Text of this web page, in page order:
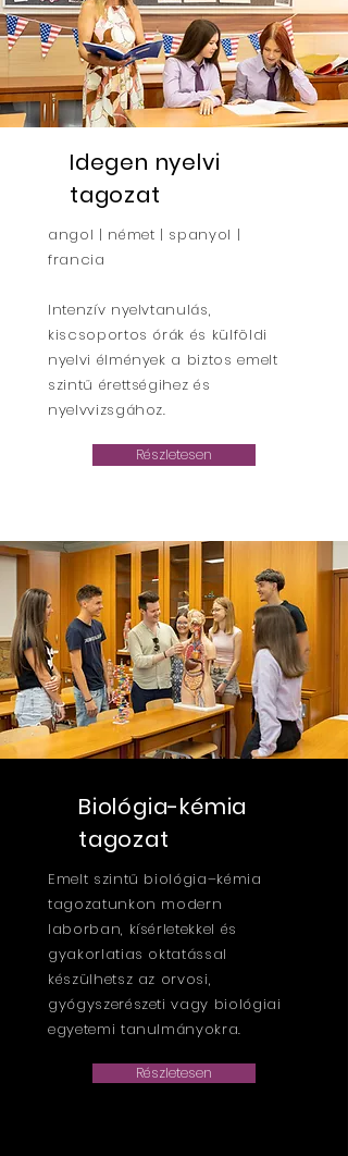
Idegen nyelvi
tagozat
angol | német | spanyol |
francia
Intenzív nyelvtanulás,
kiscsoportos órák és külföldi
nyelvi élmények a biztos emelt
szintű érettségihez és
nyelvvizsgához.
Részletesen
Biológia-kémia
tagozat
Emelt szintű biológia–kémia
tagozatunkon modern
laborban, kísérletekkel és
gyakorlatias oktatással
készülhetsz az orvosi,
gyógyszerészeti vagy biológiai
egyetemi tanulmányokra.
Részletesen